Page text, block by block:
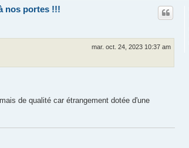
nos portes !!!
mar. oct. 24, 2023 10:37 am
de qualité car étrangement dotée d'une